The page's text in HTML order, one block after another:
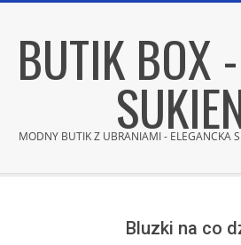
contentBUTIK BOX
MODNY BUTIK Z UBRANIAMI - ELEGANCKA
Bluzki na co